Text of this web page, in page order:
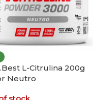
L-Citrulina 200g
Neutro